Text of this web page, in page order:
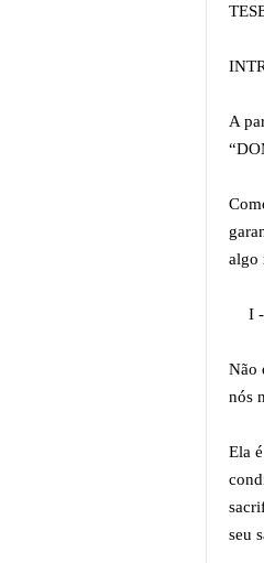
A
algo
I -
Não
nós
Ela
seu